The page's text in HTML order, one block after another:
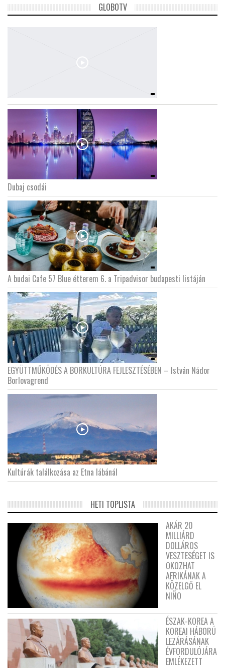
AFRIKA TUDÁSTÁR
GLOBOZSARU
DOBRAVERO.HU
LATIMO.HU
GLOBOBOOK
GLOBOTV
Dubaj csodái
A budai Cafe 57 Blue étterem 6. a Tripadvisor budapesti listáján
EGYÜTTMŰKÖDÉS A BORKULTÚRA FEJLESZTÉSÉBEN – István Nádor
Borlovagrend
Kultúrák találkozása az Etna lábánál
HETI TOPLISTA
AKÁR 20
MILLIÁRD
DOLLÁROS
VESZTESÉGET IS
OKOZHAT
AFRIKÁNAK A
KÖZELGŐ EL
NIÑO
ÉSZAK-KOREA A
KOREAI HÁBORÚ
LEZÁRÁSÁNAK
ÉVFORDULÓJÁRA
EMLÉKEZETT